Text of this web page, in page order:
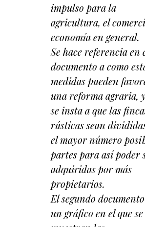
impulso para la
agricultura, el
economía en general.
Se hace referencia en
documento a como
medidas pueden
una reforma agraria,
se insta a que las
rústicas sean
el mayor número
partes para así poder
adquiridas por más
propietarios.
El segundo
un gráfico en el que se